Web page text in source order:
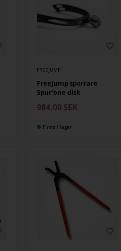
FREEJUMP
Freejump sporrare
Spur'one disk
984,00 SEK
Finns i lager